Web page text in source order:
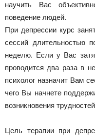
научить Вас
поведение людей.
При депрессии курс
сессий длительностью
неделю. Если у Вас
проводится два раза в
психолог назначит Вам
чего Вы начнете
возникновения
Цель терапии при